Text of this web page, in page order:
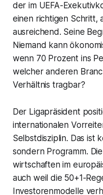
der im UEFA-
einen richtigen Schritt,
ausreichend. Seine
Niemand kann
wenn 70 Prozent ins
welcher anderen
Verhältnis tragbar?
Der Ligapräsident
internationalen
Selbstdisziplin. Das ist
sondern Programm.
wirtschaften im
auch weil die 50+1-
Investorenmodelle